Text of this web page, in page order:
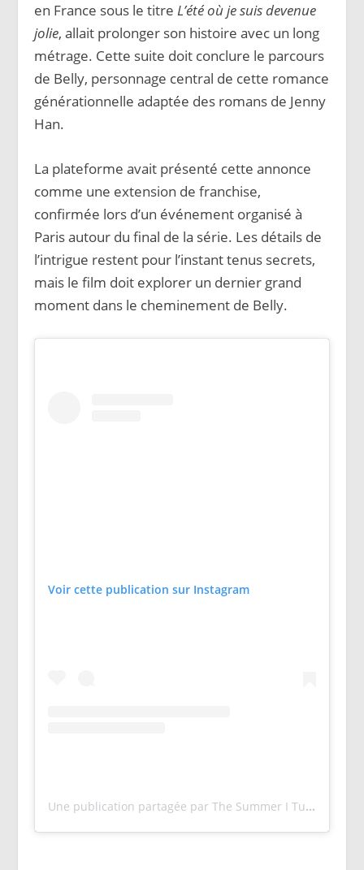
en France sous le titreL’été où je suis devenue
jolie, allait prolonger son histoire avec un long
métrage. Cette suite doit conclure le parcours
de Belly, personnage central de cette romance
générationnelle adaptée des romans de Jenny
Han.
La plateforme avait présenté cette annonce
comme une extension de franchise,
confirmée lors d’un événement organisé à
Paris autour du final de la série. Les détails de
l’intrigue restent pour l’instant tenus secrets,
mais le film doit explorer un dernier grand
moment dans le cheminement de Belly.
Voir cette publication sur Instagram
Une publication partagée par The Summer I Turned Pretty (@thesummeriturnedpretty)